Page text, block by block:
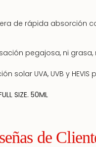
de rápida absorción
pegajosa, ni grasa,
solar UVA, UVB y HEVIS
SIZE. 50ML
de